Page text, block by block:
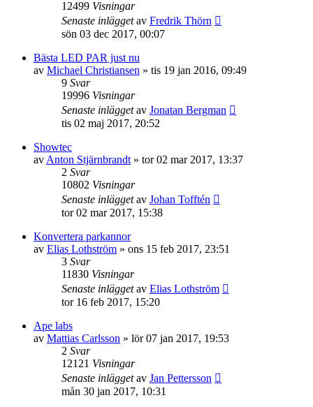
12499 Visningar
Senaste inläggetav Fredrik Thörn
sön 03 dec 2017, 00:07
Bästa LED PAR just nu
av Michael Christiansen » tis 19 jan 2016, 09:49
9 Svar
19996 Visningar
Senaste inläggetav Jonatan Bergman
tis 02 maj 2017, 20:52
Showtec
av Anton Stjärnbrandt » tor 02 mar 2017, 13:37
2 Svar
10802 Visningar
Senaste inläggetav Johan Tofftén
tor 02 mar 2017, 15:38
Konvertera parkannor
av Elias Lothström » ons 15 feb 2017, 23:51
3 Svar
11830 Visningar
Senaste inläggetav Elias Lothström
tor 16 feb 2017, 15:20
Ape labs
av Mattias Carlsson » lör 07 jan 2017, 19:53
2 Svar
12121 Visningar
Senaste inläggetav Jan Pettersson
mån 30 jan 2017, 10:31